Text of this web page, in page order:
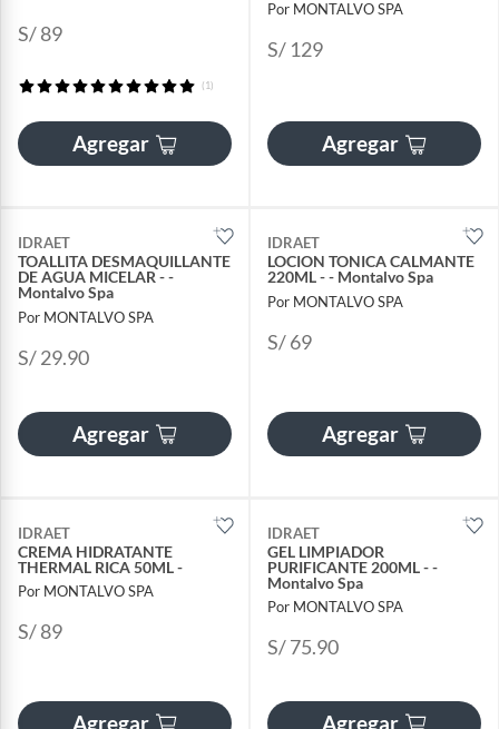
S/ 89
(1)
Agregar
Por MONTALVO SPA
S/ 129
Agregar
IDRAET
TOALLITA DESMAQUILLANTE
DE AGUA MICELAR - -
Montalvo Spa
Por MONTALVO SPA
S/ 29.90
Agregar
IDRAET
LOCION TONICA CALMANTE
220ML - - Montalvo Spa
Por MONTALVO SPA
S/ 69
Agregar
IDRAET
CREMA HIDRATANTE
THERMAL RICA 50ML -
Por MONTALVO SPA
S/ 89
Agregar
IDRAET
GEL LIMPIADOR
PURIFICANTE 200ML - -
Montalvo Spa
Por MONTALVO SPA
S/ 75.90
Agregar